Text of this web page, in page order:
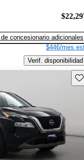
concesionario adicionales
$446/mes
Verif. disponibilidad